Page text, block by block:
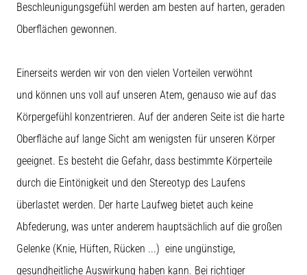
Prävention
Das
auch
bekannt
als
Iliotibiales
Bandsyndrom
(ITBS),
ist
ein
weit
verbreitetes
Problem,
Beschleunigungsgefühl werden am besten auf harten, geraden
Oberflächen gewonnen.
Einerseits werden wir von den vielen Vorteilen verwöhnt
und können uns voll auf unseren Atem, genauso wie auf das
Körpergefühl konzentrieren. Auf der anderen Seite ist die harte
Oberfläche auf lange Sicht am wenigsten für unseren Körper
geeignet. Es besteht die Gefahr, dass bestimmte Körperteile
durch die Eintönigkeit und den Stereotyp des Laufens
überlastet werden. Der harte Laufweg bietet auch keine
Abfederung, was unter anderem hauptsächlich auf die großen
Gelenke (Knie, Hüften, Rücken ...) eine ungünstige,
gesundheitliche Auswirkung haben kann. Bei richtiger